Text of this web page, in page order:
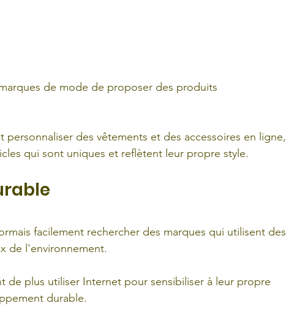
de mode de proposer des produits
personnaliser des vêtements et des accessoires en ligne,
qui sont uniques et reflètent leur propre style.
facilement rechercher des marques qui utilisent des
de l'environnement.
de plus utiliser Internet pour sensibiliser à leur propre
durable.